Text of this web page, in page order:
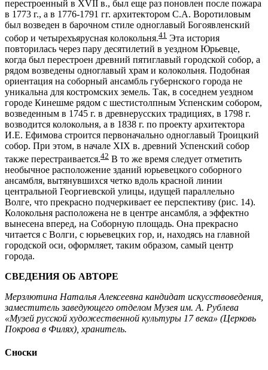
перестроенный в XVII в., был еще раз поновлен после пожара
в 1773 г., а в 1776-1791 гг. архитектором С.А. Воротиловым
был возведен в барочном стиле одноглавый Богоявленский
собор и четырехъярусная колокольня.41 Эта история
повторилась через пару десятилетий в уездном Юрьевце,
когда был перестроен древний пятиглавый городской собор, а
рядом возведены одноглавый храм и колокольня. Подобная
ориентация на соборный ансамбль губернского города не
уникальна для костромских земель. Так, в соседнем уездном
городе Кинешме рядом с шестистолпным Успенским собором,
возведенным в 1745 г. в древнерусских традициях, в 1798 г.
возводится колокольня, а в 1838 г. по проекту архитектора
И.Е. Ефимова строится первоначально одноглавый Троицкий
собор. При этом, в начале XIX в. древний Успенский собор
также перестраивается.42 В то же время следует отметить
необычное расположение зданий юрьевецкого соборного
ансамбля, вытянувшихся четко вдоль красной линии
центральной Георгиевской улицы, идущей параллельно
Волге, что прекрасно подчеркивает ее перспективу (рис. 14).
Колокольня расположена не в центре ансамбля, а эффектно
вынесена вперед, на Соборную площадь. Она прекрасно
читается с Волги, с юрьевецких гор, и, находясь на главной
городской оси, оформляет, таким образом, самый центр
города.
СВЕДЕНИЯ ОБ АВТОРЕ
Мерзлютина Наталья Алексеевна кандидат искусствоведения,
заместитель заведующего отделом Музея им. А. Рублева
«Музей русской художественной культуры 17 века» (Церковь
Покрова в Филях), хранитель.
Сноски